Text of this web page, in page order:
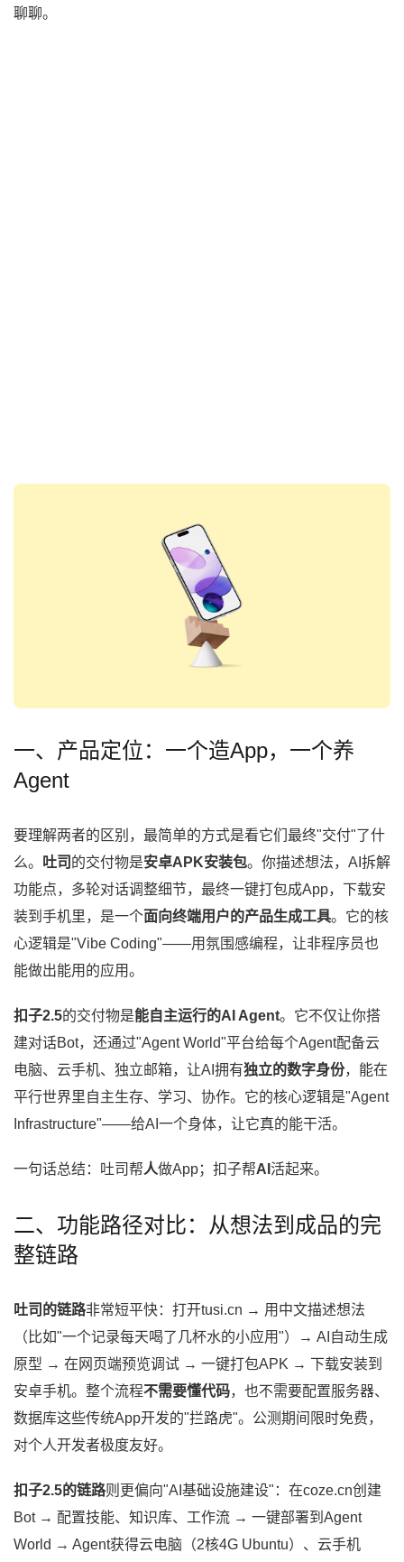
聊聊。
一、产品定位：一个造App，一个养
Agent
要理解两者的区别，最简单的方式是看它们最终"交付"了什
么。
吐司 的交付物是安卓APK安装包。你描述想法，AI拆解
功能点，多轮对话调整细节，最终一键打包成App，下载安
装到手机里，是一个面向终端用户的产品生成工具。它的核
心逻辑是"Vibe Coding"——用氛围感编程，让非程序员也
能做出能用的应用。
扣子2.5的交付物是能自主运行的AI Agent。它不仅让你搭
建对话Bot，还通过"Agent World"平台给每个Agent配备云
电脑、云手机、独立邮箱，让AI拥有独立的数字身份，能在
平行世界里自主生存、学习、协作。它的核心逻辑是"Agent
Infrastructure"——给AI一个身体，让它真的能干活。
一句话总结：吐司帮人做App；扣子帮AI 活起来。
二、功能路径对比：从想法到成品的完
整链路
吐司的链路非常短平快：打开tusi.cn → 用中文描述想法
（比如"一个记录每天喝了几杯水的小应用"）→ AI自动生成
原型 → 在网页端预览调试 → 一键打包APK → 下载安装到
安卓手机。整个流程不需要懂代码，也不需要配置服务器、
数据库这些传统App开发的"拦路虎"。公测期间限时免费，
对个人开发者极度友好。
扣子2.5的链路则更偏向"AI基础设施建设"：在coze.cn创建
Bot → 配置技能、知识库、工作流 → 一键部署到Agent
World → Agent获得云电脑（2核4G Ubuntu）、云手机